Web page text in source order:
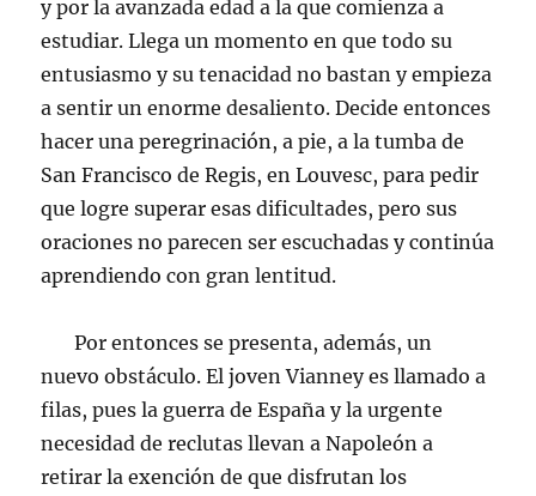
y por la avanzada edad a la que comienza a
estudiar. Llega un momento en que todo su
entusiasmo y su tenacidad no bastan y empieza
a sentir un enorme desaliento. Decide entonces
hacer una peregrinación, a pie, a la tumba de
San Francisco de Regis, en Louvesc, para pedir
que logre superar esas dificultades, pero sus
oraciones no parecen ser escuchadas y continúa
aprendiendo con gran lentitud.
Por entonces se presenta, además, un
nuevo obstáculo. El joven Vianney es llamado a
filas, pues la guerra de España y la urgente
necesidad de reclutas llevan a Napoleón a
retirar la exención de que disfrutan los